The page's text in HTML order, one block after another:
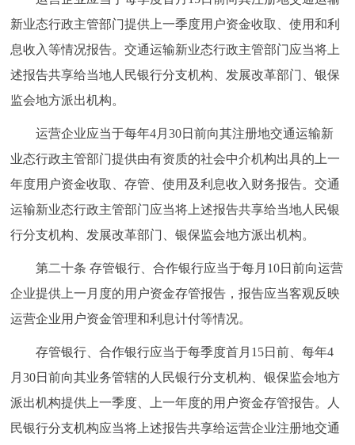
新业态行政主管部门提供上一季度用户资金收取、使用和利
息收入等情况报告。交通运输新业态行政主管部门应当将上
述报告共享给当地人民银行分支机构、发展改革部门、银保
监会地方派出机构。
运营企业应当于每年4月30日前向其注册地交通运输新
业态行政主管部门提供由有资质的社会中介机构出具的上一
年度用户资金收取、存管、使用及利息收入财务报告。交通
运输新业态行政主管部门应当将上述报告共享给当地人民银
行分支机构、发展改革部门、银保监会地方派出机构。
第二十条 存管银行、合作银行应当于每月10日前向运营
企业提供上一月度的用户资金存管报告，报告应当客观反映
运营企业用户资金管理和利息计付等情况。
存管银行、合作银行应当于每季度首月15日前、每年4
月30日前向其业务管辖的人民银行分支机构、银保监会地方
派出机构提供上一季度、上一年度的用户资金存管报告。人
民银行分支机构应当将上述报告共享给运营企业注册地交通